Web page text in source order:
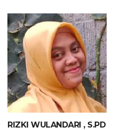
RIZKI WULANDARI , S.PD